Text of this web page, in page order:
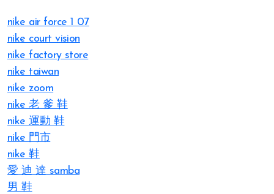
nike air force 1 07
nike court vision
nike factory store
nike taiwan
nike zoom
nike 老 爹 鞋
nike 運動 鞋
nike 門市
nike 鞋
愛 迪 達 samba
男 鞋